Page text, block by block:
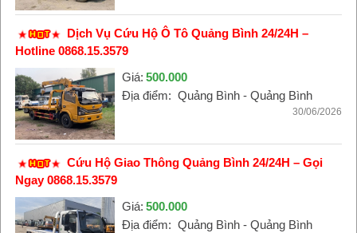
Dịch Vụ Cứu Hộ Ô Tô Quảng Bình 24/24H –
Hotline 0868.15.3579
Giá: 500.000
Địa điểm: Quảng Bình - Quảng Bình
30/06/2026
Cứu Hộ Giao Thông Quảng Bình 24/24H – Gọi
Ngay 0868.15.3579
Giá: 500.000
Địa điểm: Quảng Bình - Quảng Bình